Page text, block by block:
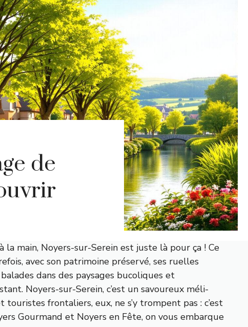
de
main, Noyers-sur-Serein est juste là pour ça ! Ce
avec son patrimoine préservé, ses ruelles
dans des paysages bucoliques et
Noyers-sur-Serein, c’est un savoureux méli-
frontaliers, eux, ne s’y trompent pas : c’est
Gourmand et Noyers en Fête, on vous embarque